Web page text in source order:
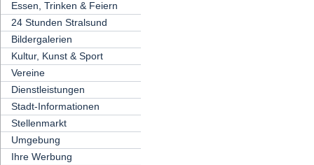
Essen, Trinken & Feiern
24 Stunden Stralsund
Bildergalerien
Kultur, Kunst & Sport
Vereine
Dienstleistungen
Stadt-Informationen
Stellenmarkt
Umgebung
Ihre Werbung